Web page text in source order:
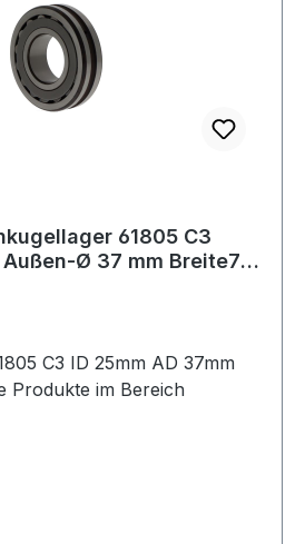
61805 C3
Ø 37 mm Breite7
C3 ID 25mm AD 37mm